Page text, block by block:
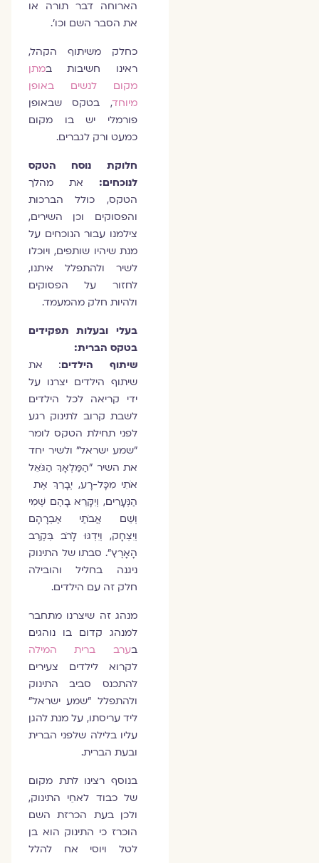
הארוחה דבר תורה או
את הסבר השם וכו'.
כחלק משיתוף הקהל,
ראינו חשיבות ב מתן
מקום לנשים באופן
מיוחד, בטקס שבאופן
פורמלי יש בו מקום
כמעט ורק לגברים.
חלוקת נוסח הטקס
לנוכחים:
את מהלך
הטקס, כולל הברכות
והפסוקים וכן השירים,
צילמנו עבור הנוכחים על
מנת שיהיו שותפים, ויוכלו
לשיר ולהתפלל איתנו,
לחזור על הפסוקים
ולהיות חלק מהמעמד.
בעלי ובעלות תפקידים
בטקס הברית:
שיתוף הילדים: את
שיתוף הילדים יצרנו על
ידי קריאה לכל הילדים
לשבת קרוב לתינוק רגע
לפני תחילת הטקס לומר
"שמע ישראל" ולשיר יחד
את השיר "הַמַּלְאָךְ הַגֹּאֵל
אֹתִי מִכָּל-רָע, יְבָרֵךְ אֶת
הַנְּעָרִים, וְיִקָּרֵא בָהֶם שְׁמִי
וְשֵׁם אֲבֹתַי אַבְרָהָם
וְיִצְחָק, וְיִדְגּוּ לָרֹב בְּקֶרֶב
הָאָרֶץ". סבתו של התינוק
ניגנה בחליל והובילה
חלק זה עם הילדים.
מנהג זה שיצרנו מתחבר
למנהג קדום בו נוהגים
ערב ברית המילה
לקרוא לילדים צעירים
להתכנס סביב התינוק
ולהתפלל "שמע ישראל"
ליד עריסתו, על מנת להגן
עליו בלילה שלפני הברית
ובעת הברית.
בנוסף רצינו לתת מקום
של כבוד לאחֵי התינוק,
ולכן בעת הכרזת השם
הוכרז כי התינוק הוא בן
לטל ויוסי אח להלל